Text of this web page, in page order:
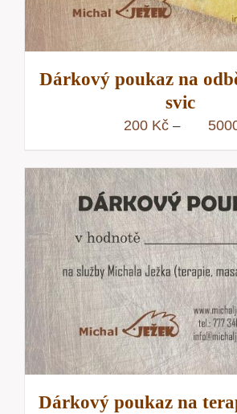
Dárkový poukaz na
svic
200 Kč –
Dárkový poukaz na